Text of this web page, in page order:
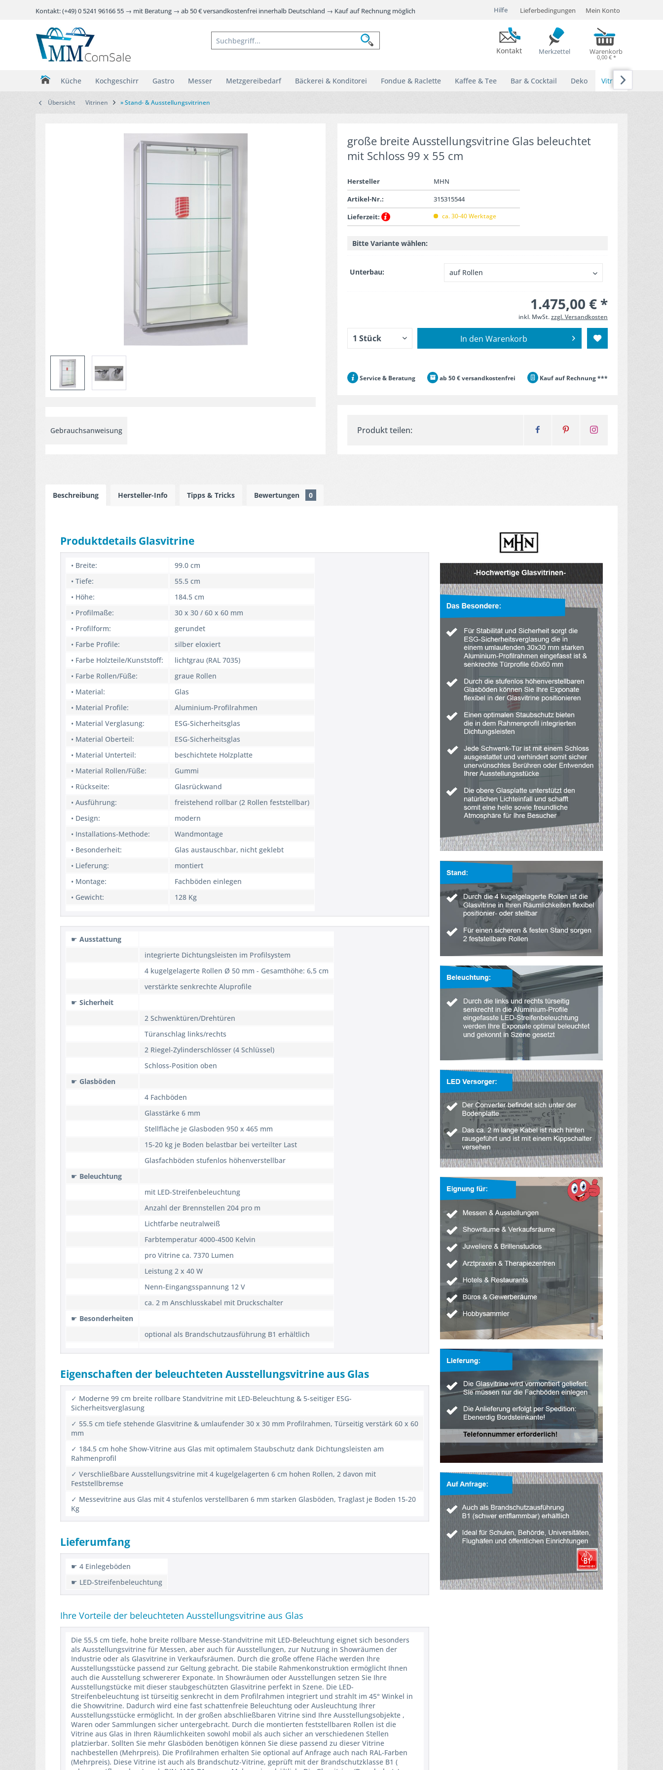
Hilfe Lieferbedingungen
Kontakt: (+49) 0 5241 96166 55 → mit Beratung → ab 50 € versandkostenfrei innerhalb Deutschland → Kauf auf Rechnung möglich
Kontakt Merkzettel
Mein Konto
Warenkorb
0,00 € *
Küche Kochgeschirr Gastro Messer Metzgereibedarf Bäckerei & Konditorei Fondue & Raclette Kaffee & Tee Bar & Cocktail Deko Vitrinen

Übersicht Vitrinen » Stand- & Ausstellungsvitrinen
Gebrauchsanweisung
große breite Ausstellungsvitrine Glas beleuchtet
mit Schloss 99 x 55 cm
Hersteller
MHN
Artikel-Nr.:
315315544
Lieferzeit:
ca. 30-40 Werktage
Bitte Variante wählen:
Unterbau:
1.475,00 € *
inkl. MwSt.zzgl. Versandkosten
In den Warenkorb
Service & Beratung ab 50 € versandkostenfrei Kauf auf Rechnung ***
Produkt teilen:
Beschreibung Hersteller-Info Tipps & Tricks Bewertungen 0
Produktdetails Glasvitrine
• Breite:
99.0 cm
• Tiefe:
55.5 cm
• Höhe:
184.5 cm
• Profilmaße:
30 x 30 / 60 x 60 mm
• Profilform:
gerundet
• Farbe Profile:
silber eloxiert
• Farbe Holzteile/Kunststoff:
lichtgrau (RAL 7035)
• Farbe Rollen/Füße:
graue Rollen
• Material:
Glas
• Material Profile:
Aluminium-Profilrahmen
• Material Verglasung:
ESG-Sicherheitsglas
• Material Oberteil:
ESG-Sicherheitsglas
• Material Unterteil:
beschichtete Holzplatte
• Material Rollen/Füße:
Gummi
• Rückseite:
Glasrückwand
• Ausführung:
freistehend rollbar (2 Rollen feststellbar)
• Design:
modern
• Installations-Methode:
Wandmontage
• Besonderheit:
Glas austauschbar, nicht geklebt
• Lieferung:
montiert
• Montage:
Fachböden einlegen
• Gewicht:
128 Kg
☛ Ausstattung
integrierte Dichtungsleisten im Profilsystem
4 kugelgelagerte Rollen Ø 50 mm - Gesamthöhe: 6,5 cm
verstärkte senkrechte Aluprofile
☛ Sicherheit
2 Schwenktüren/Drehtüren
Türanschlag links/rechts
2 Riegel-Zylinderschlösser (4 Schlüssel)
Schloss-Position oben
☛ Glasböden
4 Fachböden
Glasstärke 6 mm
Stellfläche je Glasboden 950 x 465 mm
15-20 kg je Boden belastbar bei verteilter Last
Glasfachböden stufenlos höhenverstellbar
☛ Beleuchtung
mit LED-Streifenbeleuchtung
Anzahl der Brennstellen 204 pro m
Lichtfarbe neutralweiß
Farbtemperatur 4000-4500 Kelvin
pro Vitrine ca. 7370 Lumen
Leistung 2 x 40 W
Nenn-Eingangsspannung 12 V
ca. 2 m Anschlusskabel mit Druckschalter
☛ Besonderheiten
optional als Brandschutzausführung B1 erhältlich
Eigenschaften der beleuchteten Ausstellungsvitrine aus Glas
✓ Moderne 99 cm breite rollbare Standvitrine mit LED-Beleuchtung & 5-seitiger ESG-
Sicherheitsverglasung
✓ 55.5 cm tiefe stehende Glasvitrine & umlaufender 30 x 30 mm Profilrahmen, Türseitig verstärk 60 x 60
mm
✓ 184.5 cm hohe Show-Vitrine aus Glas mit optimalem Staubschutz dank Dichtungsleisten am
Rahmenprofil
✓ Verschließbare Ausstellungsvitrine mit 4 kugelgelagerten 6 cm hohen Rollen, 2 davon mit
Feststellbremse
✓ Messevitrine aus Glas mit 4 stufenlos verstellbaren 6 mm starken Glasböden, Traglast je Boden 15-20
Kg
Lieferumfang
☛ 4 Einlegeböden
☛ LED-Streifenbeleuchtung
Ihre Vorteile der beleuchteten Ausstellungsvitrine aus Glas
Die 55,5 cm tiefe, hohe breite rollbare Messe-Standvitrine mit LED-Beleuchtung eignet sich besonders
als Ausstellungsvitrine für Messen, aber auch für Ausstellungen, zur Nutzung in Showräumen der
Industrie oder als Glasvitrine in Verkaufsräumen. Durch die große offene Fläche werden Ihre
Ausstellungsstücke passend zur Geltung gebracht. Die stabile Rahmenkonstruktion ermöglicht Ihnen
auch die Ausstellung schwererer Exponate. In Showräumen oder Ausstellungen setzen Sie Ihre
Ausstellungstücke mit dieser staubgeschützten Glasvitrine perfekt in Szene. Die LED-
Streifenbeleuchtung ist türseitig senkrecht in dem Profilrahmen integriert und strahlt im 45° Winkel in
die Showvitrine. Dadurch wird eine fast schattenfreie Beleuchtung oder Ausleuchtung Ihrer
Ausstellungsstücke ermöglicht. In der großen abschließbaren Vitrine sind Ihre Ausstellungsobjekte ,
Waren oder Sammlungen sicher untergebracht. Durch die montierten feststellbaren Rollen ist die
Vitrine aus Glas in Ihren Räumlichkeiten sowohl mobil als auch sicher an verschiedenen Stellen
platzierbar. Sollten Sie mehr Glasböden benötigen können Sie diese passend zu dieser Vitrine
nachbestellen (Mehrpreis). Die Profilrahmen erhalten Sie optional auf Anfrage auch nach RAL-Farben
(Mehrpreis). Diese Vitrine ist auch als Brandschutz-Vitrine, geprüft mit der Brandschutzklasse B1 (